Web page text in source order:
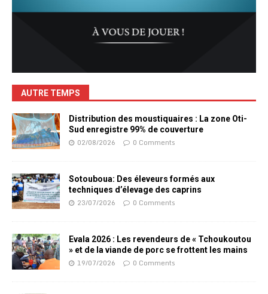
AUTRE TEMPS
Distribution des moustiquaires : La zone Oti-
Sud enregistre 99% de couverture
02/08/2026 0 Comments
Sotouboua: Des éleveurs formés aux
techniques d’élevage des caprins
23/07/2026 0 Comments
Evala 2026 : Les revendeurs de « Tchoukoutou
» et de la viande de porc se frottent les mains
19/07/2026 0 Comments